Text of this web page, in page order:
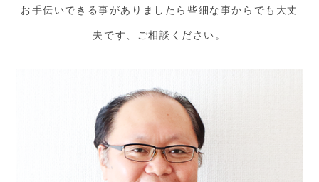
お手伝いできる事がありましたら些細な事からでも大丈
夫です、ご相談ください。